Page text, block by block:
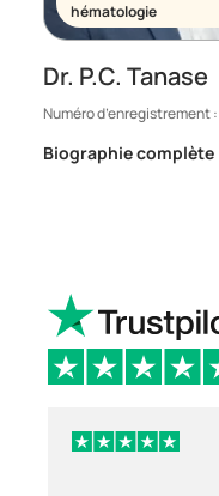
hématologie
Dr. P.C. Tanase
Numéro d’enregistrement :
Biographie complète